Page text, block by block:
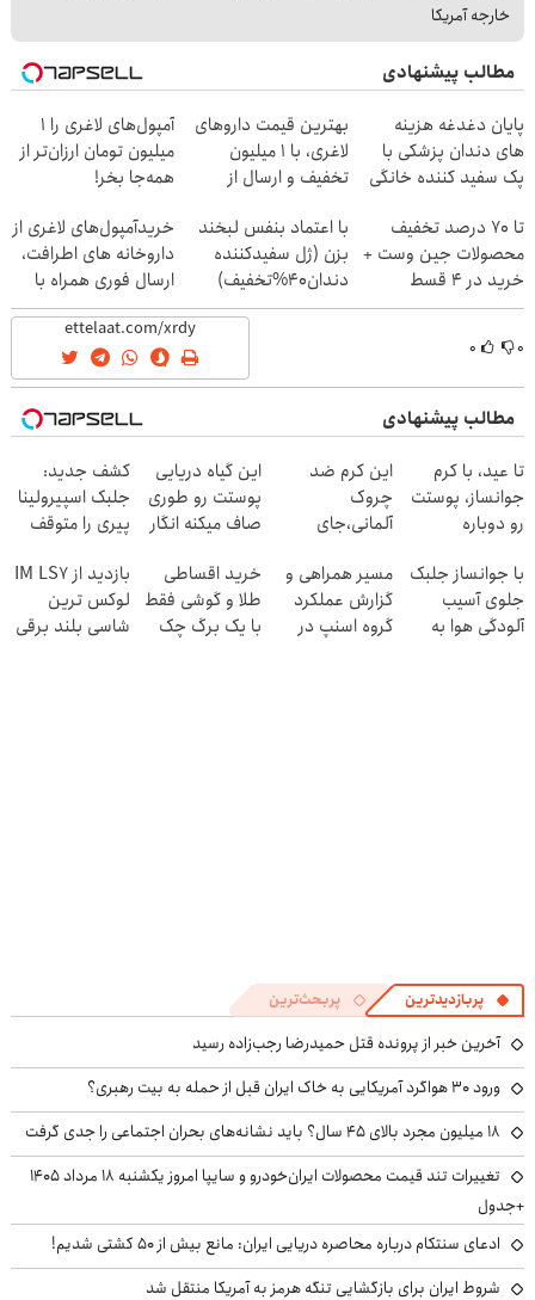
خارجه آمریکا
مطالب پیشنهادی
پایان دغدغه هزینه
های دندان پزشکی با
پک سفید کننده خانگی
بهترین قیمت داروهای
لاغری، با ۱ میلیون
تخفیف و ارسال از
آمپول‌های لاغری را ۱
میلیون تومان ارزان‌تر از
همه‌جا بخر!
تا 70 درصد تخفیف
محصولات جین وست +
خرید در 4 قسط
با اعتماد بنفس لبخند
بزن (ژل سفیدکننده
دندان40%تخفیف)
خریدآمپول‌های لاغری از
داروخانه های اطرافت،
ارسال فوری همراه با
پک یخ!
۰ ۰
مطالب پیشنهادی
تا عید، با کرم
جوانساز، پوستت
رو دوباره
تخفیف ویژه)
این کرم ضد
چروک
آلمانی،جای
پر میکنه!تخفیف
تا امشب
این گیاه دریایی
پوستت رو طوری
صاف میکنه انگار
شدی🔥
کشف جدید:
جلبک اسپیرولینا
پیری را متوقف
کند50%تخفیف
با جوانساز جلبک
جلوی آسیب
آلودگی هوا به
مسیر همراهی و
گزارش عملکرد
گروه اسنپ در
خرید اقساطی
طلا و گوشی فقط
با یک برگ چک
بازدید از IM LS7
لوکس ترین
شاسی بلند برقی
پربازدیدترین پربحث‌ترین
آخرین خبر از پرونده قتل حمیدرضا رجب‌زاده رسید
ورود ۳۰ هواگرد آمریکایی به خاک ایران قبل از حمله به بیت رهبری؟
۱۸ میلیون مجرد بالای ۴۵ سال؟ باید نشانه‌های بحران اجتماعی را جدی گرفت
تغییرات تند قیمت محصولات ایران‌خودرو و سایپا امروز یکشنبه ۱۸ مرداد ۱۴۰۵
+جدول
ادعای سنتکام درباره محاصره دریایی ایران: مانع بیش از ۵۰ کشتی شدیم!
شروط ایران برای بازگشایی تنگه هرمز به آمریکا منتقل شد